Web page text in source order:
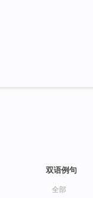
双语例句
全部